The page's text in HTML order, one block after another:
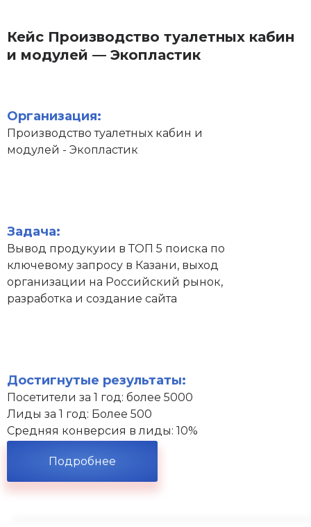
Кейс Производство туалетных кабин
и модулей — Экопластик
Организация:
Производство туалетных кабин и
модулей - Экопластик
Задача:
Вывод продукуии в ТОП 5 поиска по
ключевому запросу в Казани, выход
организации на Российский рынок,
разработка и создание сайта
Достигнутые результаты:
Посетители за 1 год: более 5000
Лиды за 1 год: Более 500
Средняя конверсия в лиды: 10%
Подробнее